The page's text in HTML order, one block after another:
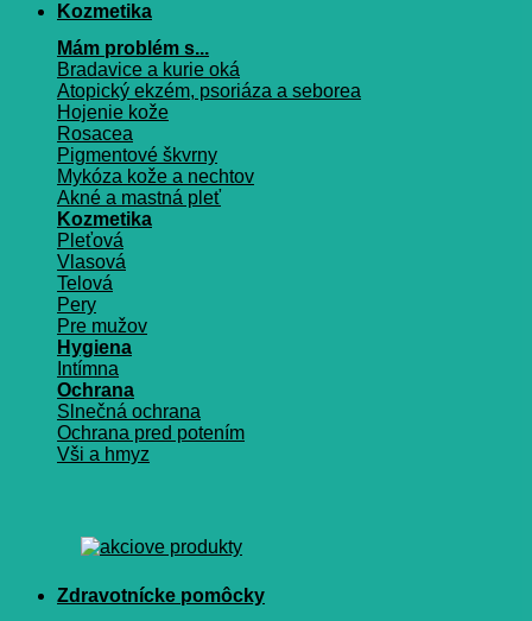
Kozmetika
Mám problém s...
Bradavice a kurie oká
Atopický ekzém, psoriáza a seborea
Hojenie kože
Rosacea
Pigmentové škvrny
Mykóza kože a nechtov
Akné a mastná pleť
Kozmetika
Pleťová
Vlasová
Telová
Pery
Pre mužov
Hygiena
Intímna
Ochrana
Slnečná ochrana
Ochrana pred potením
Vši a hmyz
Zdravotnícke pomôcky